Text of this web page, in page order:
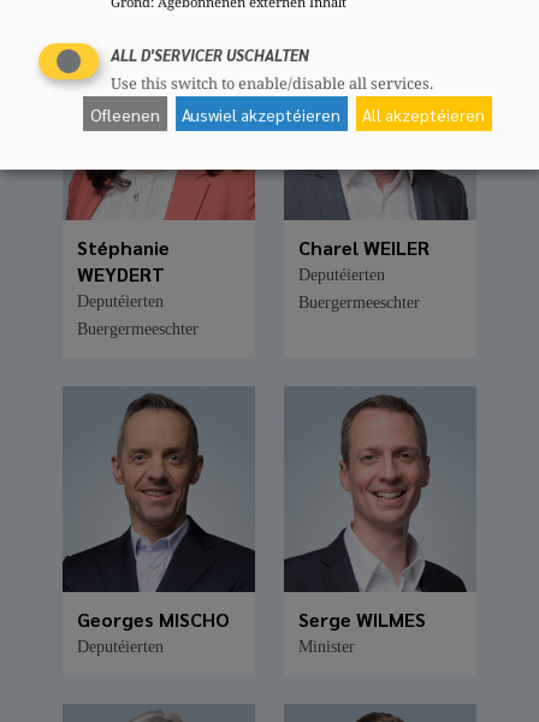
Stéphanie
WEYDERT
Deputéierten
Buergermeeschter
Charel WEILER
Deputéierten
Buergermeeschter
Georges MISCHO
Deputéierten
Serge WILMES
Minister
ALL D'SERVICER USCHALTEN
Use this switch to enable/disable all services.
Ofleenen Auswiel akzeptéieren All akzeptéieren